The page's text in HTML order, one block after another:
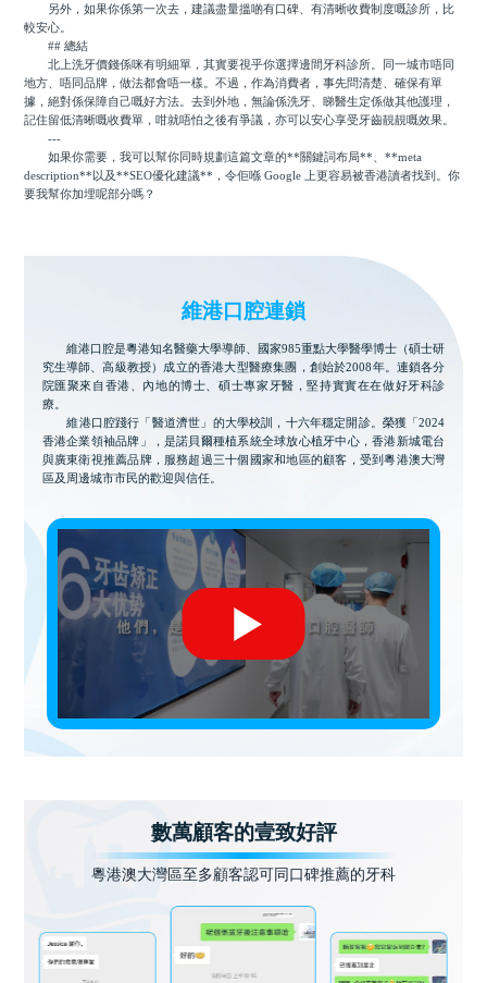
另外，如果你係第一次去，建議盡量搵啲有口碑、有清晰收費制度嘅診所，比
較安心。
## 總結
北上洗牙價錢係咪有明細單，其實要視乎你選擇邊間牙科診所。同一城市唔同
地方、唔同品牌，做法都會唔一樣。不過，作為消費者，事先問清楚、確保有單
據，絕對係保障自己嘅好方法。去到外地，無論係洗牙、睇醫生定係做其他護理，
記住留低清晰嘅收費單，咁就唔怕之後有爭議，亦可以安心享受牙齒靚靚嘅效果。
---
如果你需要，我可以幫你同時規劃這篇文章的**關鍵詞布局**、**meta
description**以及**SEO優化建議**，令佢喺 Google 上更容易被香港讀者找到。你
要我幫你加埋呢部分嗎？
維港口腔連鎖
維港口腔是粵港知名醫藥大學導師、國家985重點大學醫學博士（碩士研
究生導師、高級教授）成立的香港大型醫療集團，創始於2008年。連鎖各分
院匯聚來自香港、內地的博士、碩士專家牙醫，堅持實實在在做好牙科診
療。
維港口腔踐行「醫道濟世」的大學校訓，十六年穩定開診。榮獲「2024
香港企業領袖品牌」，是諾貝爾種植系統全球放心植牙中心，香港新城電台
與廣東衛視推薦品牌，服務超過三十個國家和地區的顧客，受到粵港澳大灣
區及周邊城市市民的歡迎與信任。
數萬顧客的壹致好評
粵港澳大灣區至多顧客認可同口碑推薦的牙科